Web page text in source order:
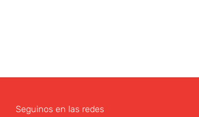
Seguinos en las redes